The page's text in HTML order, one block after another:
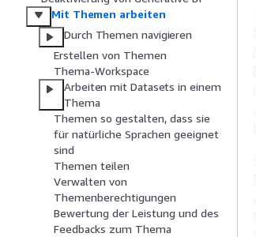
Mit Themen arbeiten
Durch Themen navigieren
Erstellen von Themen
Thema-Workspace
Arbeiten mit Datasets in einem
Thema
Themen so gestalten, dass sie
für natürliche Sprachen geeignet
sind
Themen teilen
Verwalten von
Themenberechtigungen
Bewertung der Leistung und des
Feedbacks zum Thema